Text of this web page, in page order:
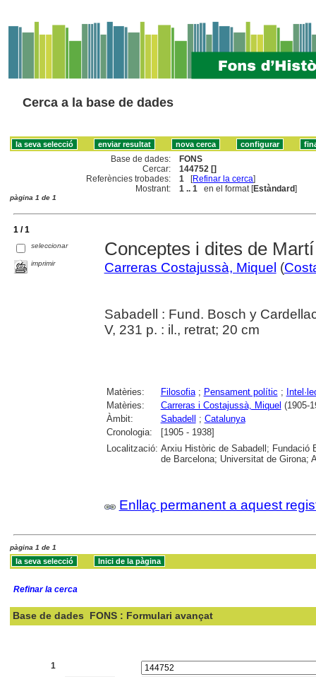
Cerca a la base de dades
Base de dades:
FONS
Cercar:
144752 []
Referències trobades:
1 [Refinar la cerca]
Mostrant:
1 .. 1 en el format [Estàndard]
pàgina 1 de 1
1 / 1
seleccionar
imprimir
Conceptes i dites de
Carreras Costajussà, Miquel (
Sabadell : Fund. Bosch y
V, 231 p. : il., retrat; 20 cm
Matèries: Filosofia; Pensament polític ;
Matèries:
Carreras i Costajussà, Miquel (1905-
Àmbit:
Sabadell ; Catalunya
Cronologia:
[1905 - 1938]
Localització: Arxiu Històric de Sabadell; Fundació
de Barcelona; Universitat de Girona;
Enllaç permanent a aquest
pàgina 1 de 1
Refinar la cerca
Base de dades FONS : Formulari avançat
1